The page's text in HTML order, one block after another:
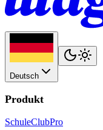
Deutsch
Produkt
SchuleClubPro